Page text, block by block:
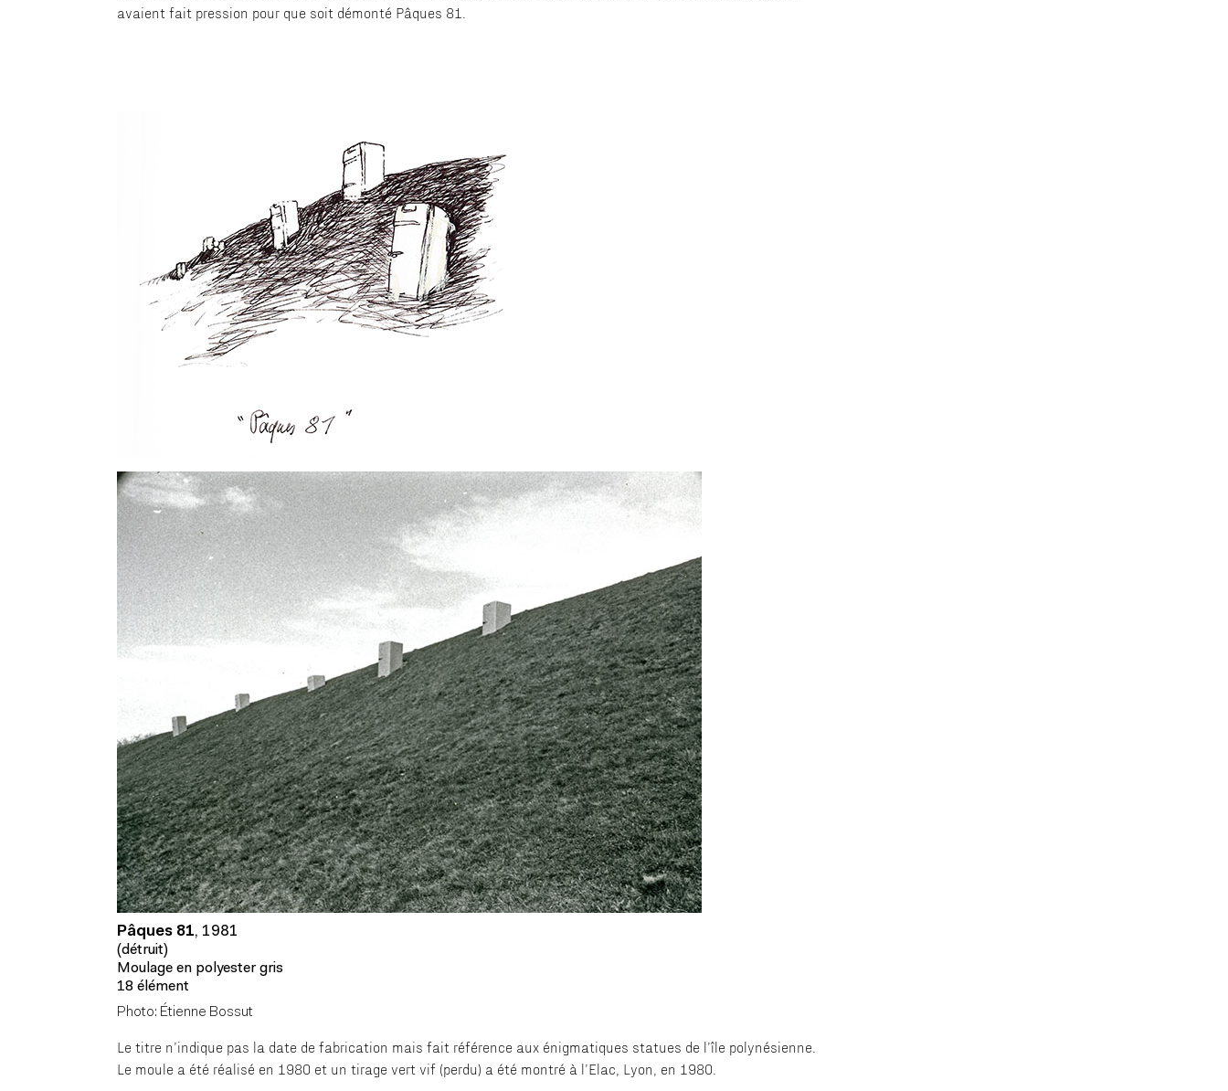
avaient fait pression pour que soit démonté Pâques 81.
Pâques 81, 1981
(détruit)
Moulage en polyester gris
18 élément
Photo: Étienne Bossut
Le titre n’indique pas la date de fabrication mais fait référence aux énigmatiques statues de l’île polynésienne.
Le moule a été réalisé en 1980 et un tirage vert vif (perdu) a été montré à l’Elac, Lyon, en 1980.